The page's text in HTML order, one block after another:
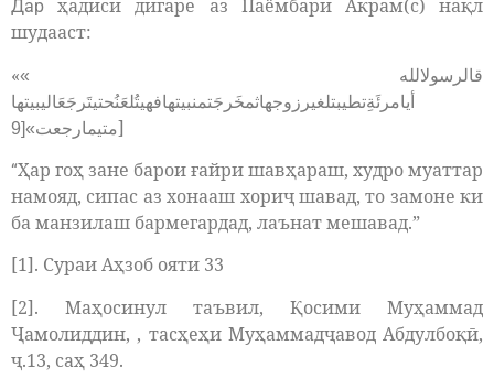
Дар ҳадиси дигаре аз Паёмбари Акрам(с) нақл
шудааст:
«قالرسولالله »
أيامرئَةِتطيبتلغيرزوجهاثمخَرجَتمنبيتهافهيتُلعَنُحتيتَرجَعَاليبيتها
متيمارجعت»[9]
“Ҳар гоҳ зане барои ғайри шавҳараш, худро муаттар
намояд, сипас аз хонааш хориҷ шавад, то замоне ки
ба манзилаш бармегардад, лаънат мешавад.”
[1]. Сураи Аҳзоб ояти 33
[2]. Маҳосинул таъвил, Қосими Муҳаммад
Ҷамолиддин, , тасҳеҳи Муҳаммадҷавод Абдулбоқӣ,
ҷ.13, саҳ 349.